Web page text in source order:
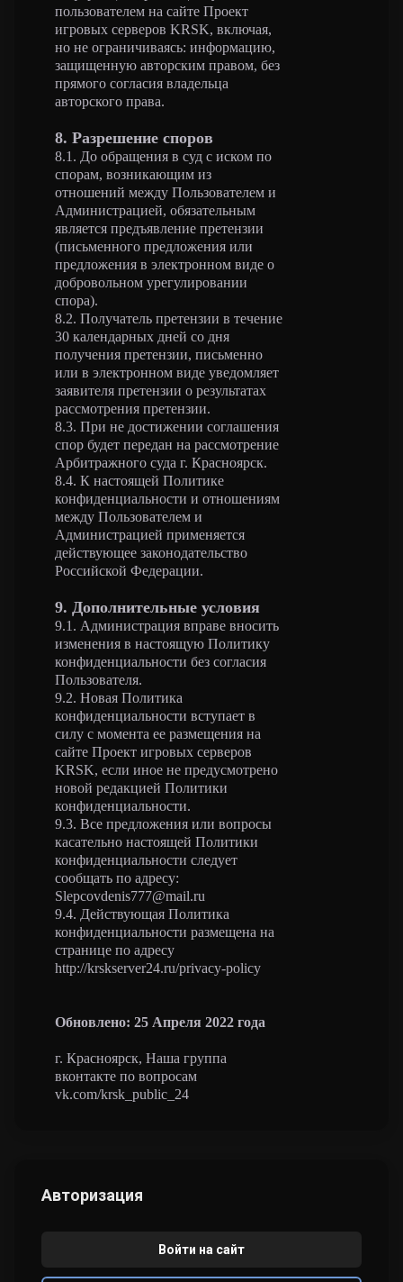
пользователем на сайте Проект
игровых серверов KRSK, включая,
но не ограничиваясь: информацию,
защищенную авторским правом, без
прямого согласия владельца
авторского права.
8. Разрешение споров
8.1. До обращения в суд с иском по
спорам, возникающим из
отношений между Пользователем и
Администрацией, обязательным
является предъявление претензии
(письменного предложения или
предложения в электронном виде о
добровольном урегулировании
спора).
8.2. Получатель претензии в течение
30 календарных дней со дня
получения претензии, письменно
или в электронном виде уведомляет
заявителя претензии о результатах
рассмотрения претензии.
8.3. При не достижении соглашения
спор будет передан на рассмотрение
Арбитражного суда г. Красноярск.
8.4. К настоящей Политике
конфиденциальности и отношениям
между Пользователем и
Администрацией применяется
действующее законодательство
Российской Федерации.
9. Дополнительные условия
9.1. Администрация вправе вносить
изменения в настоящую Политику
конфиденциальности без согласия
Пользователя.
9.2. Новая Политика
конфиденциальности вступает в
силу с момента ее размещения на
сайте Проект игровых серверов
KRSK, если иное не предусмотрено
новой редакцией Политики
конфиденциальности.
9.3. Все предложения или вопросы
касательно настоящей Политики
конфиденциальности следует
сообщать по адресу:
Slepcovdenis777@mail.ru
9.4. Действующая Политика
конфиденциальности размещена на
странице по адресу
http://krskserver24.ru/privacy-policy
Обновлено: 25 Апреля 2022 года
г. Красноярск, Наша группа
вконтакте по вопросам
vk.com/krsk_public_24
Авторизация
Войти на сайт